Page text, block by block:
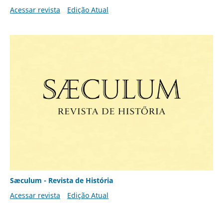
Acessar revista
Edição Atual
Sæculum - Revista de História
Acessar revista
Edição Atual